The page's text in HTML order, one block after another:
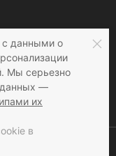
данными о
Мы серьезно
данных —
их
в